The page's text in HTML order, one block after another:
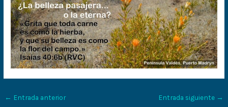
← Entrada anterior Entrada siguiente →